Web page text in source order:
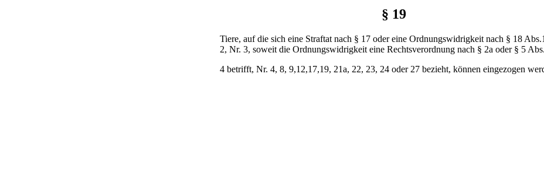
§ 19
Tiere, auf die sich eine Straftat nach § 17 oder eine Ordnungswidrigkeit nach § 18
2, Nr. 3, soweit die Ordnungswidrigkeit eine Rechtsverordnung nach § 2a oder § 5 Abs.
4 betrifft, Nr. 4, 8, 9,12,17,19, 21a, 22, 23, 24 oder 27 bezieht, können eingezogen